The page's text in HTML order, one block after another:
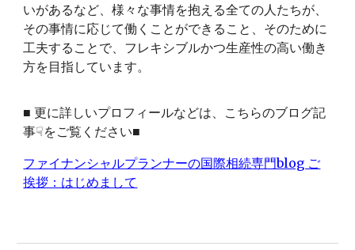
いがあるなど、様々な事情を抱える全ての人たちが、
その事情に応じて働くことができること、そのために
工夫することで、フレキシブルかつ生産性の高い働き
方を目指しています。
■更に詳しいプロフィールなどは、こちらのブログ記
事☟をご覧ください■
ファイナンシャルプランナーの国際相続専門blog ご
挨拶：はじめまして